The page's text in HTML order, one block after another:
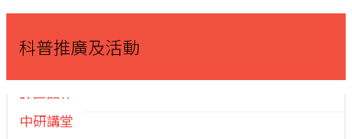
科普推廣及活動
院區開放
中研講堂